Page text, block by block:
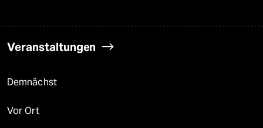
Veranstaltungen
Demnächst
Vor Ort